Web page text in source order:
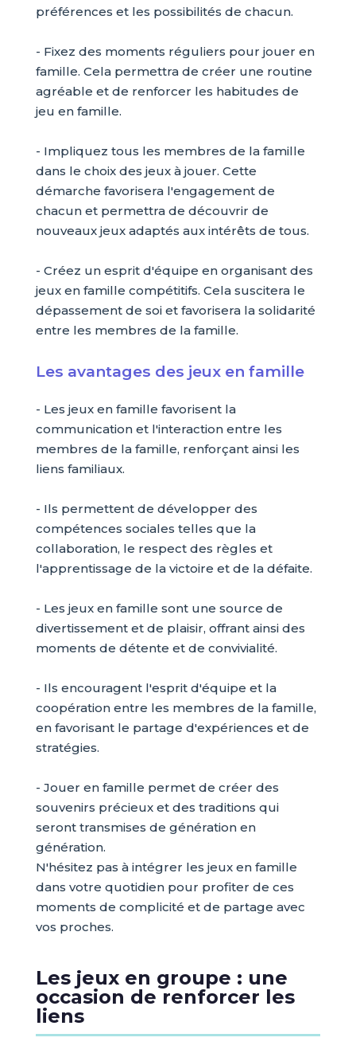
préférences et les possibilités de chacun.
- Fixez des moments réguliers pour jouer en
famille. Cela permettra de créer une routine
agréable et de renforcer les habitudes de
jeu en famille.
- Impliquez tous les membres de la famille
dans le choix des jeux à jouer. Cette
démarche favorisera l'engagement de
chacun et permettra de découvrir de
nouveaux jeux adaptés aux intérêts de tous.
- Créez un esprit d'équipe en organisant des
jeux en famille compétitifs. Cela suscitera le
dépassement de soi et favorisera la solidarité
entre les membres de la famille.
Les avantages des jeux en famille
- Les jeux en famille favorisent la
communication et l'interaction entre les
membres de la famille, renforçant ainsi les
liens familiaux.
- Ils permettent de développer des
compétences sociales telles que la
collaboration, le respect des règles et
l'apprentissage de la victoire et de la défaite.
- Les jeux en famille sont une source de
divertissement et de plaisir, offrant ainsi des
moments de détente et de convivialité.
- Ils encouragent l'esprit d'équipe et la
coopération entre les membres de la famille,
en favorisant le partage d'expériences et de
stratégies.
- Jouer en famille permet de créer des
souvenirs précieux et des traditions qui
seront transmises de génération en
génération.
N'hésitez pas à intégrer les jeux en famille
dans votre quotidien pour profiter de ces
moments de complicité et de partage avec
vos proches.
Les jeux en groupe : une
occasion de renforcer les
liens